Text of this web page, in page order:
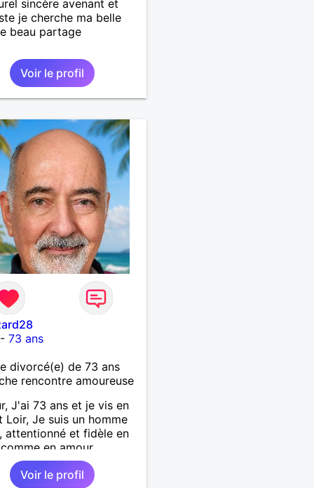
sincère avenant et
je cherche ma belle
beau partage
Voir le profil
-73 ans
divorcé(e) de 73 ans
rencontre amoureuse
J'ai 73 ans et je vis en
Loir, Je suis un homme
attentionné et fidèle en
en amour.
les petits bonheurs
une promenade,
Voir le profil